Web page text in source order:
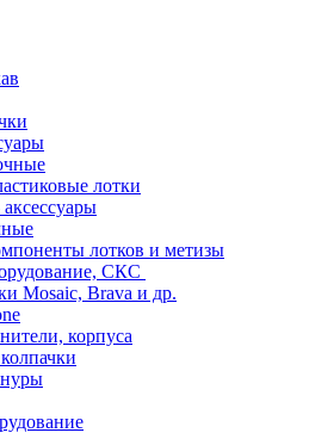
лотки
лотков и метизы
СКС
Mosaic, Brava и др.
корпуса